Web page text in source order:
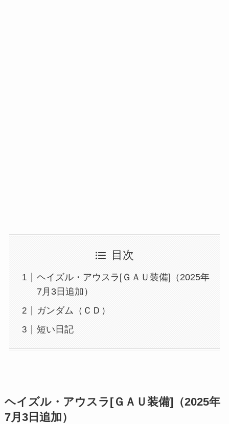
目次
ヘイズル・アウスラ[ＧＡＵ装備]（2025年
7月3日追加）
ガンダム（ＣＤ）
短い日記
ヘイズル・アウスラ[ＧＡＵ装備]（2025年
7月3日追加）